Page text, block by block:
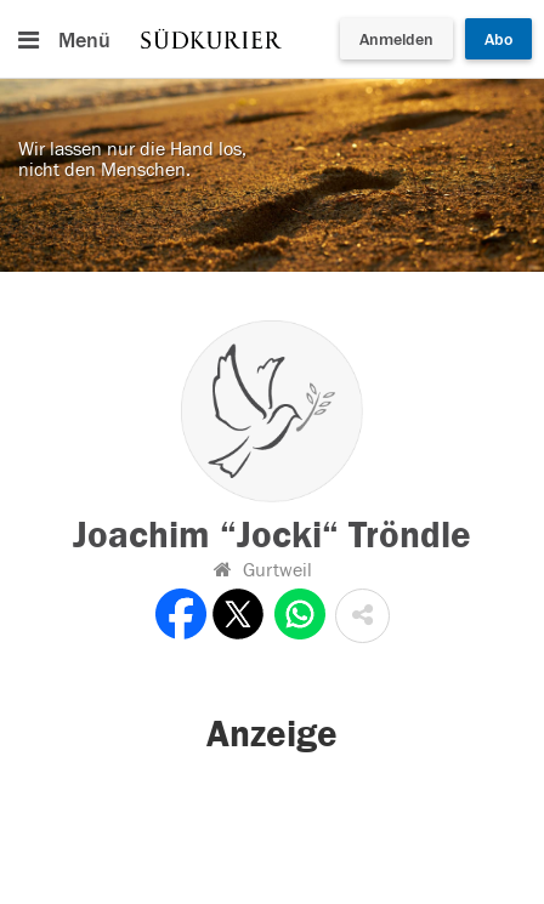
Menü Anmelden Abo
Wir lassen nur die Hand los,
nicht den Menschen.
Joachim “Jocki“ Tröndle
Gurtweil
Anzeige